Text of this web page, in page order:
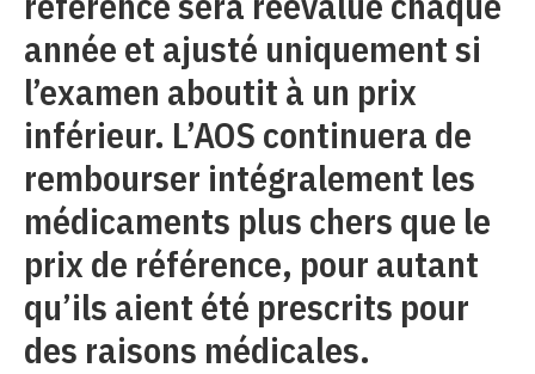
année et ajusté uniquement si
l’examen aboutit à un prix
inférieur. L’AOS continuera de
rembourser intégralement les
médicaments plus chers que le
prix de référence, pour autant
qu’ils aient été prescrits pour
des raisons médicales.